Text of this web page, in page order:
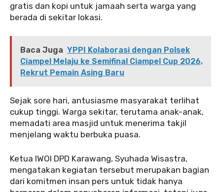
gratis dan kopi untuk jamaah serta warga yang
berada di sekitar lokasi.
Baca Juga YPPI Kolaborasi dengan Polsek
Ciampel Melaju ke Semifinal Ciampel Cup 2026,
Rekrut Pemain Asing Baru
‎‎Sejak sore hari, antusiasme masyarakat terlihat
cukup tinggi. Warga sekitar, terutama anak-anak,
memadati area masjid untuk menerima takjil
menjelang waktu berbuka puasa.
‎‎Ketua IWOI DPD Karawang, Syuhada Wisastra,
mengatakan kegiatan tersebut merupakan bagian
dari komitmen insan pers untuk tidak hanya